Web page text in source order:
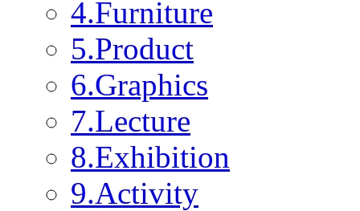
4.Furniture
5.Product
6.Graphics
7.Lecture
8.Exhibition
9.Activity